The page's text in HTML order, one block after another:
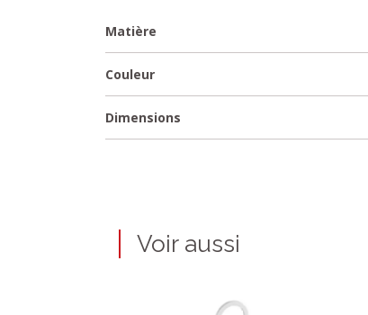
Matière
Couleur
Dimensions
Voir aussi